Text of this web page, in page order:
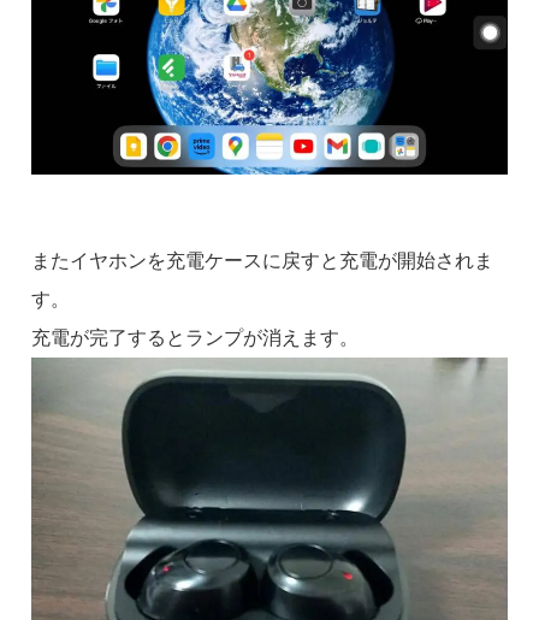
またイヤホンを充電ケースに戻すと充電が開始されま
す。
充電が完了するとランプが消えます。